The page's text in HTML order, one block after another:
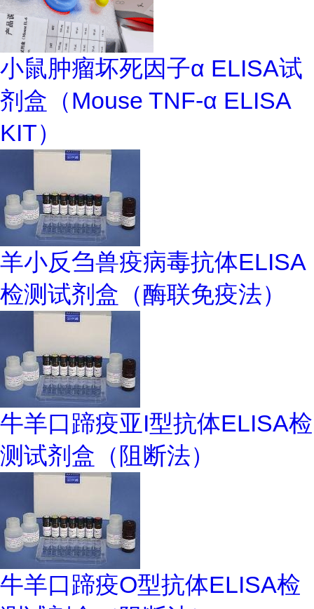
小鼠肿瘤坏死因子α ELISA试
剂盒（Mouse TNF-α ELISA
KIT）
羊小反刍兽疫病毒抗体ELISA
检测试剂盒（酶联免疫法）
牛羊口蹄疫亚I型抗体ELISA检
测试剂盒（阻断法）
牛羊口蹄疫O型抗体ELISA检